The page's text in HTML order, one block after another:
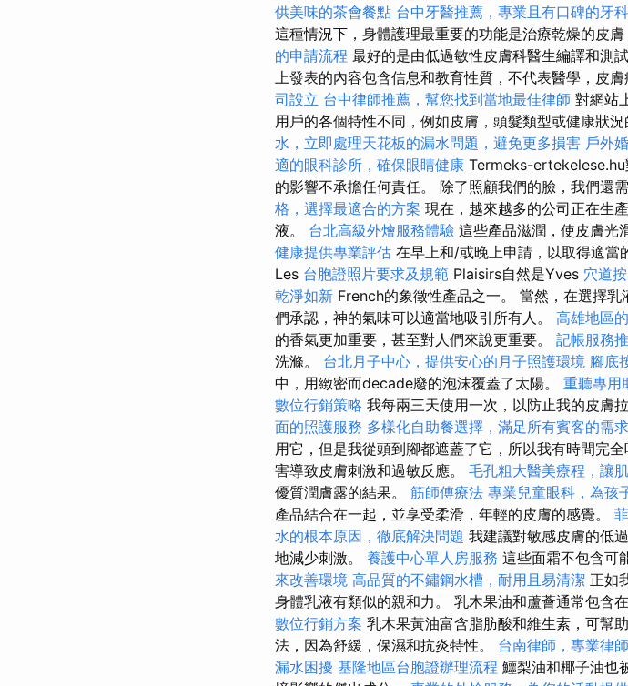
供美味的茶會餐點 台中牙醫推薦，專業且有口碑的牙
這種情況下，身體護理最重要的功能是治療乾燥的皮
的申請流程 最好的是由低過敏性皮膚科醫生編譯和測
上發表的內容包含信息和教育性質，不代表醫學，皮
司設立 台中律師推薦，幫您找到當地最佳律師 對網站
用戶的各個特性不同，例如皮膚，頭髮類型或健康狀況
水，立即處理天花板的漏水問題，避免更多損害 戶外
適的眼科診所，確保眼睛健康 Termeks-ertekelese.hu
的影響不承擔任何責任。 除了照顧我們的臉，我們還
格，選擇最適合的方案 現在，越來越多的公司正在生
液。 台北高級外燴服務體驗 這些產品滋潤，使皮膚光
健康提供專業評估 在早上和/或晚上申請，以取得適當
Les 台胞證照片要求及規範 Plaisirs自然是Yves 穴道
乾淨如新 French的象徵性產品之一。 當然，在選擇
們承認，神的氣味可以適當地吸引所有人。 高雄地區
的香氣更加重要，甚至對人們來說更重要。 記帳服務
洗滌。 台北月子中心，提供安心的月子照護環境 腳底
中，用緻密而decade廢的泡沫覆蓋了太陽。 重聽專用
數位行銷策略 我每兩三天使用一次，以防止我的皮膚
面的照護服務 多樣化自助餐選擇，滿足所有賓客的需求
用它，但是我從頭到腳都遮蓋了它，所以我有時間完
害導致皮膚刺激和過敏反應。 毛孔粗大醫美療程，讓
優質潤膚露的結果。 筋師傅療法 專業兒童眼科，為孩
產品結合在一起，並享受柔滑，年輕的皮膚的感覺。
水的根本原因，徹底解決問題 我建議對敏感皮膚的低
地減少刺激。 養護中心單人房服務 這些面霜不包含可
來改善環境 高品質的不鏽鋼水槽，耐用且易清潔 正如
身體乳液有類似的親和力。 乳木果油和蘆薈通常包含
數位行銷方案 乳木果黃油富含脂肪酸和維生素，可幫
法，因為舒緩，保濕和抗炎特性。 台南律師，專業律
漏水困擾 基隆地區台胞證辦理流程 鱷梨油和椰子油也